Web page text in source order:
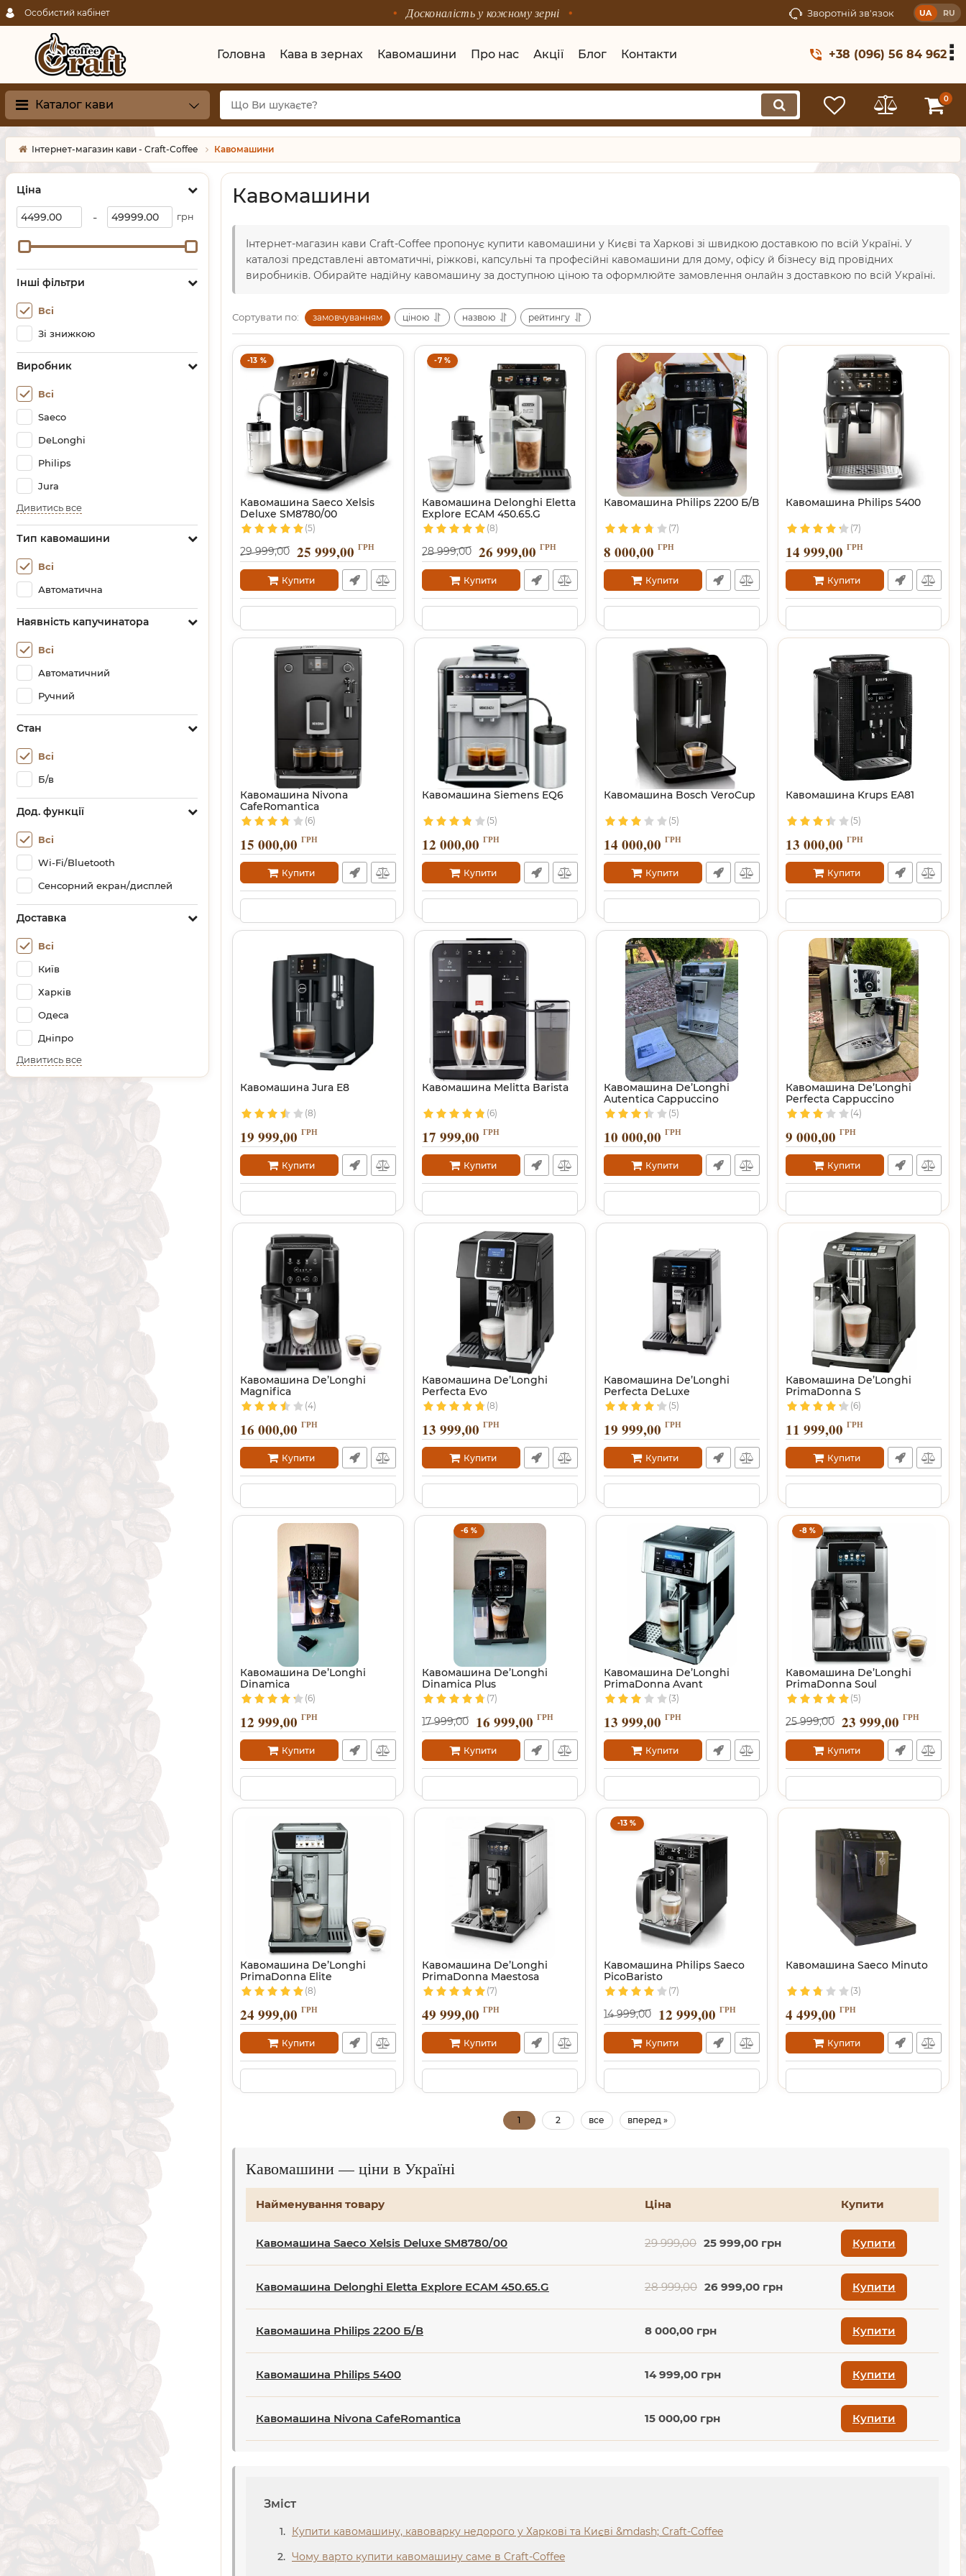
Особистий кабінет Досконалість у кожному зерні Зворотній зв'язок UA RU
Головна Кава в зернах Кавомашини Про нас Акції Блог Контакти +38 (096) 56 84 962
Каталог кави 0
Інтернет-магазин кави - Craft-Coffee Кавомашини
Ціна
- грн
Інші фільтри
Всі
Зі знижкою
Виробник
Всі
Saeco
DeLonghi
Philips
Jura
Дивитись все
Тип кавомашини
Всі
Автоматична
Наявність капучинатора
Всі
Автоматичний
Ручний
Стан
Всі
Б/в
Дод. функції
Всі
Wi-Fi/Bluetooth
Сенсорний екран/дисплей
Доставка
Всі
Київ
Харків
Одеса
Дніпро
Дивитись все
Кавомашини
Інтернет-магазин кави Craft-Coffee пропонує купити кавомашини у Києві та Харкові зі швидкою доставкою по всій Україні. У
каталозі представлені автоматичні, ріжкові, капсульні та професійні кавомашини для дому, офісу й бізнесу від провідних
виробників. Обирайте надійну кавомашину за доступною ціною та оформлюйте замовлення онлайн з доставкою по всій Україні.
Сортувати по: замовчуванням ціною назвою рейтингу
-13 %
Кавомашина Saeco Xelsis
Deluxe SM8780/00
(5)
29 999,00 25 999,00 ГРН
Купити
-7 %
Кавомашина Delonghi Eletta
Explore ECAM 450.65.G
(8)
28 999,00 26 999,00 ГРН
Купити
Кавомашина Philips 2200 Б/В
(7)
8 000,00 ГРН
Купити
Кавомашина Philips 5400
(7)
14 999,00 ГРН
Купити
Кавомашина Nivona
CafeRomantica
(6)
15 000,00 ГРН
Купити
Кавомашина Siemens EQ6
(5)
12 000,00 ГРН
Купити
Кавомашина Bosch VeroCup
(5)
14 000,00 ГРН
Купити
Кавомашина Krups EA81
(5)
13 000,00 ГРН
Купити
Кавомашина Jura E8
(8)
19 999,00 ГРН
Купити
Кавомашина Melitta Barista
(6)
17 999,00 ГРН
Купити
Кавомашина De’Longhi
Autentica Cappuccino
(5)
10 000,00 ГРН
Купити
Кавомашина De’Longhi
Perfecta Cappuccino
(4)
9 000,00 ГРН
Купити
Кавомашина De’Longhi
Magnifica
(4)
16 000,00 ГРН
Купити
Кавомашина De’Longhi
Perfecta Evo
(8)
13 999,00 ГРН
Купити
Кавомашина De’Longhi
Perfecta DeLuxe
(5)
19 999,00 ГРН
Купити
Кавомашина De’Longhi
PrimaDonna S
(6)
11 999,00 ГРН
Купити
Кавомашина De’Longhi
Dinamica
(6)
12 999,00 ГРН
Купити
-6 %
Кавомашина De’Longhi
Dinamica Plus
(7)
17 999,00 16 999,00 ГРН
Купити
Кавомашина De’Longhi
PrimaDonna Avant
(3)
13 999,00 ГРН
Купити
-8 %
Кавомашина De’Longhi
PrimaDonna Soul
(5)
25 999,00 23 999,00 ГРН
Купити
Кавомашина De’Longhi
PrimaDonna Elite
(8)
24 999,00 ГРН
Купити
Кавомашина De’Longhi
PrimaDonna Maestosa
(7)
49 999,00 ГРН
Купити
-13 %
Кавомашина Philips Saeco
PicoBaristo
(7)
14 999,00 12 999,00 ГРН
Купити
Кавомашина Saeco Minuto
(3)
4 499,00 ГРН
Купити
1 2 все вперед »
Кавомашини — ціни в Україні
Найменування товару Ціна Купити
Кавомашина Saeco Xelsis Deluxe SM8780/00 29 999,00 25 999,00 грн Купити
Кавомашина Delonghi Eletta Explore ECAM 450.65.G 28 999,00 26 999,00 грн Купити
Кавомашина Philips 2200 Б/В 8 000,00 грн Купити
Кавомашина Philips 5400 14 999,00 грн Купити
Кавомашина Nivona CafeRomantica 15 000,00 грн Купити
Зміст
Купити кавомашину, кавоварку недорого у Харкові та Києві &mdash; Craft-Coffee
Чому варто купити кавомашину саме в Craft-Coffee